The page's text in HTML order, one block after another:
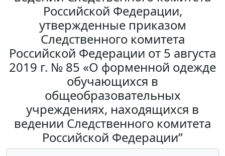
Российской Федерации,
утвержденные приказом
Следственного комитета
Российской Федерации от 5 августа
2019 г. № 85 «О форменной одежде
обучающихся в
общеобразовательных
учреждениях, находящихся в
ведении Следственного комитета
Российской Федерации”